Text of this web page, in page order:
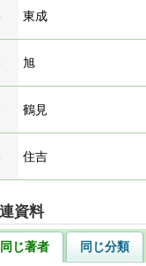
東成
旭
鶴見
住吉
資料
同じ著者
同じ分類